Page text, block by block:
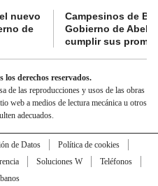
nuevo
de
Campesinos de
Gobierno de
cumplir sus
derechos reservados.
de las reproducciones y usos de las obras
web a medios de lectura mecánica u otros
adecuados.
de Datos
Política de cookies
Soluciones W
Teléfonos